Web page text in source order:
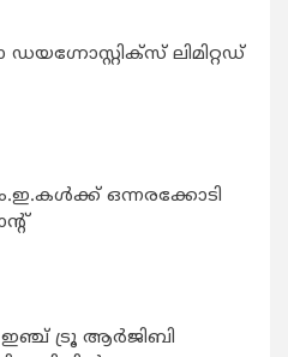
ലിമിറ്റഡ്
ഒന്നരക്കോടി
ട്രൂ ആർജിബി